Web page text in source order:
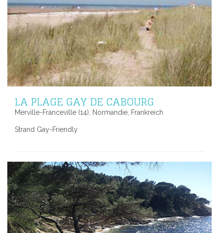
LA PLAGE GAY DE CABOURG
Merville-Franceville (14), Normandie, Frankreich
Strand Gay-Friendly